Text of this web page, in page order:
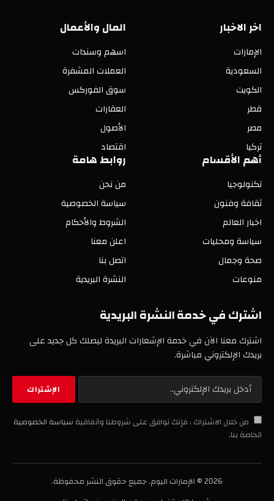
اخر الاخبار
الإمارات
السعودية
الكويت
قطر
مصر
تركيا
المال والأعمال
اسهم وسندات
العملات المشفرة
سوق الفوركس
العقارات
الأصول
اقتصاد
أهم الأقسام
تكنولوجيا
ثقافة وفنون
اخبار العالم
سياسة ومحليات
صحة وجمال
منوعات
روابط هامة
من نحن
سياسة الخصوصية
الشروط والأحكام
اعلن معنا
اتصل بنا
النشرة البريدية
اشترك في خدمة النشرة البريدية
اشترك معنا الآن في خدمة الإشعارات البريدة ليصلك كل جديد على
بريدك الإلكتروني مباشرة.
من خلال الاشتراك ، فإنك توافق على شروطنا واتفاقية سياسة الخصوصية
الخاصة بنا.
2026 © الإمارات اليوم. جميع حقوق النشر محفوظة.